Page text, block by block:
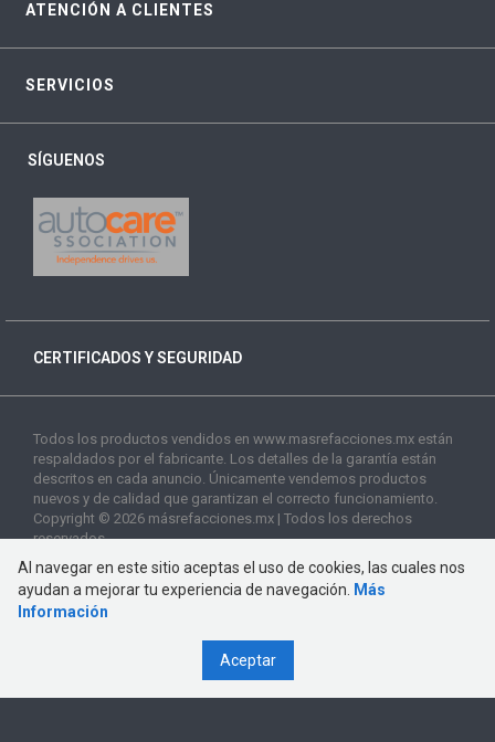
ATENCIÓN A CLIENTES
SERVICIOS
SÍGUENOS
CERTIFICADOS Y SEGURIDAD
Todos los productos vendidos en www.masrefacciones.mx están
respaldados por el fabricante. Los detalles de la garantía están
descritos en cada anuncio. Únicamente vendemos productos
nuevos y de calidad que garantizan el correcto funcionamiento.
Copyright © 2026 másrefacciones.mx | Todos los derechos
reservados
Al navegar en este sitio aceptas el uso de cookies, las cuales nos
ayudan a mejorar tu experiencia de navegación.
Más
Información
Aceptar